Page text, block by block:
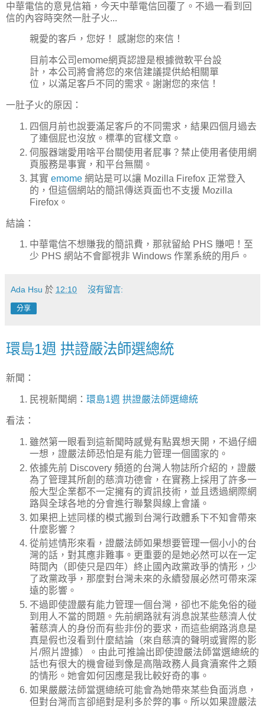
中華電信的意見信箱，今天中華電信回覆了。不過一看到回
信的內容時突然一肚子火...
親愛的客戶，您好！ 感謝您的來信！
目前本公司emome網頁認證是根據微軟平台設
計，本公司將會將您的來信建議提供給相關單
位，以滿足客戶不同的需求。謝謝您的來信！
一肚子火的原因：
四個月前也說要滿足客戶的不同需求，結果四個月過去
了連個屁也沒放。標準的官樣文章。
伺服器端愛用啥平台關使用者屁事？禁止使用者使用網
頁服務是事實，和平台無關。
其實 emome 網站是可以讓 Mozilla Firefox 正常登入
的，但這個網站的簡訊傳送頁面也不支援 Mozilla
Firefox。
結論：
中華電信不想賺我的簡訊費，那就留給 PHS 賺吧！至
少 PHS 網站不會鄙視非 Windows 作業系統的用戶。
Ada Hsu 於 12:10 沒有留言:
分享
環島1週 拱證嚴法師選總統
新聞：
民視新聞網： 環島1週 拱證嚴法師選總統
看法：
雖然第一眼看到這新聞時感覺有點異想天開，不過仔細
一想，證嚴法師恐怕是有能力管理一個國家的。
依據先前 Discovery 頻道的台灣人物誌所介紹的，證嚴
為了管理其所創的慈濟功德會，在實務上採用了許多一
般大型企業都不一定擁有的資訊技術，並且透過網際網
路與全球各地的分會進行聯繫與線上會議。
如果把上述同樣的模式搬到台灣行政體系下不知會帶來
什麼影響？
從前述情形來看，證嚴法師如果想要管理一個小小的台
灣的話，對其應非難事。更重要的是她必然可以在一定
時間內（即使只是四年）終止國內政黨政爭的情形，少
了政黨政爭，那麼對台灣未來的永續發展必然可帶來深
遠的影響。
不過即使證嚴有能力管理一個台灣，卻也不能免俗的碰
到用人不當的問題。先前網路就有消息說某些慈濟人仗
著慈濟人的身份而有些非份的要求，而這些網路消息是
真是假也沒看到什麼結論（來自慈濟的聲明或實際的影
片/照片證據）。由此可推論出即使證嚴法師當選總統的
話也有很大的機會碰到像是高階政務人員貪瀆案件之類
的情形。她會如何因應是我比較好奇的事。
如果嚴嚴法師當選總統可能會為她帶來某些負面消息，
但對台灣而言卻絕對是利多於弊的事。所以如果證嚴法